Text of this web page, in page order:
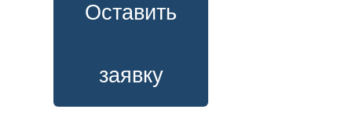
Оставить
заявку